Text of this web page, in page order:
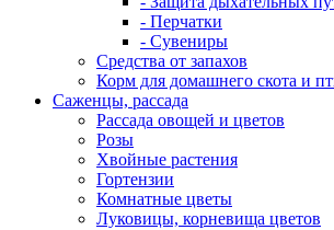
- Перчатки
- Сувениры
Средства от запахов
Корм для домашнего скота и
Саженцы, рассада
Рассада овощей и цветов
Розы
Хвойные растения
Гортензии
Комнатные цветы
Луковицы, корневища цветов